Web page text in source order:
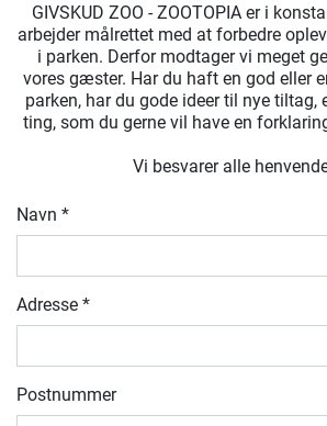
GIVSKUD ZOO - ZOOTOPIA er i
arbejder målrettet med at forbedre
i parken. Derfor modtager vi meget
vores gæster. Har du haft en god eller
parken, har du gode ideer til nye tiltag,
ting, som du gerne vil have en
Vi besvarer alle
Navn *
Adresse *
Postnummer